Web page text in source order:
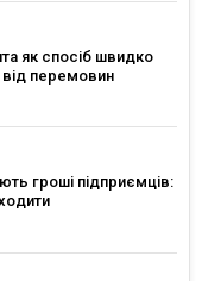
як спосіб швидко
перемовин
гроші підприємців: